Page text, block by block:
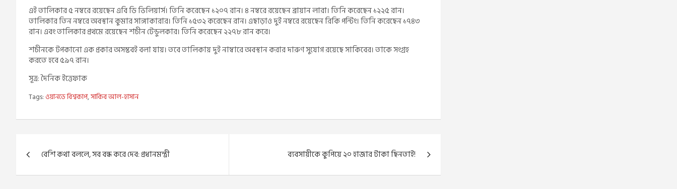
এই তালিকার ৫ নম্বরে রয়েছেন এবি ডি ভিলিয়ার্স। তিনি করেছেন ১২০৭ রান। ৪ নম্বরে রয়েছেন ব্রায়ান লারা। তিনি করেছেন ১২২৫ রান।
তালিকার তিন নম্বরে অবস্থান কুমার সাঙ্গাকারার। তিনি ১৫৩২ করেছেন রান। এছাড়াও দুই নম্বরে রয়েছেন রিকি পন্টিং। তিনি করেছেন ১৭৪৩
রান। এবং তালিকার প্রথমে রয়েছেন শচীন টেন্ডুলকার। তিনি করেছেন ২২৭৮ রান করে।
শচীনকে টপকানো এক প্রকার অসম্ভবই বলা যায়। তবে তালিকায় দুই নাম্বারে অবস্থান করার দারুণ সুযোগ রয়েছে সাকিবের। তাকে সংগ্রহ
করতে হবে ৫৯৭ রান।
সূত্র: দৈনিক ইত্তেফাক
Tags: ওয়ানডে বিশ্বকাপ,সাকিব আল-হাসান
navigation
বেশি কথা বললে, সব বন্ধ করে দেব: প্রধানমন্ত্রী ব্যবসায়ীকে কুপিয়ে ২০ হাজার টাকা ছিনতাই!